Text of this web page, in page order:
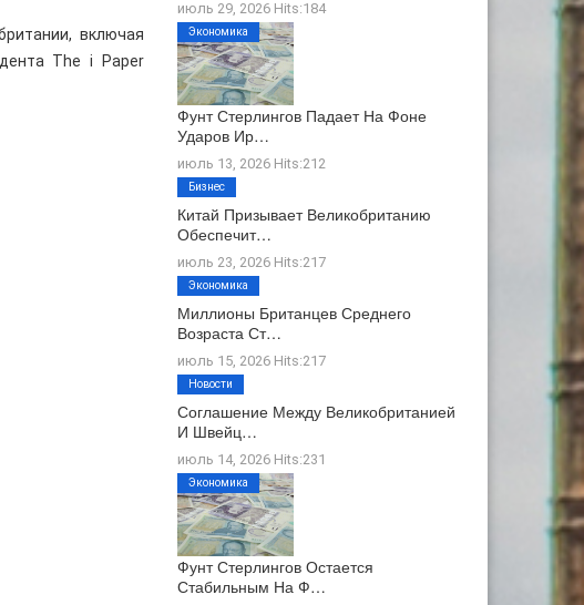
включая
The i Paper
июль 29, 2026 Hits:184
Фунт Стерлингов Падает На Фоне
Ударов Ир…
июль 13, 2026 Hits:212
Экономика
Китай Призывает Великобританию
Обеспечит…
июль 23, 2026 Hits:217
Бизнес
Миллионы Британцев Среднего
Возраста Ст…
июль 15, 2026 Hits:217
Экономика
Соглашение Между Великобританией
И Швейц…
июль 14, 2026 Hits:231
Новости
Фунт Стерлингов Остается
Стабильным На Ф…
Экономика